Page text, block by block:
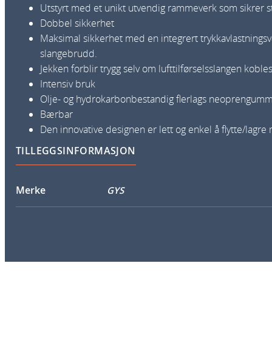
Utstyrt med et unikt utvendig rammeverk som sikrer
Dobbel sikkerhet
Maksimal sikkerhet med en integrert
slangebrudd.
Jekken forblir trygg selv om lufttilførselsslangen
Intensiv bruk
Olje- og hydrokarbonbestandig flerlags
Bærbar
Den innovative designen er lett og enkel å flytte/lagre
TILLEGGSINFORMASJON
Merke GYS